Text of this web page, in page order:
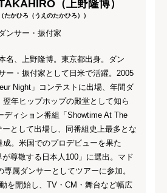
（上野隆博）
（たかひろ（うえのたかひろ））
ンサー・振付家
名、上野隆博。東京都出身。ダン
ー・振付家として日米で活躍。2005
Night」コンテストに出場、年間ダ
年ヒップホップの殿堂として知ら
ディション番組「Showtime At The
として出場し、同番組史上最多とな
。米国でのプロデビューを果た
尊敬する日本人100」に選出。マド
属ダンサーとしてツアーに参加。
を開始し、TV・CM・舞台など幅広